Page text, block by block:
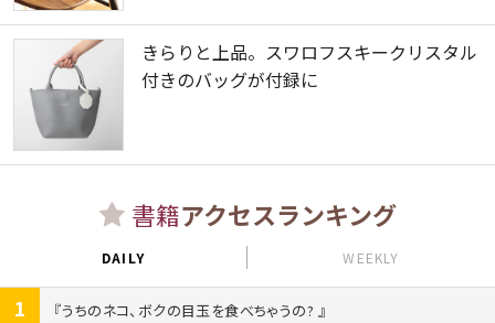
きらりと上品。スワロフスキークリスタル
付きのバッグが付録に
書籍アクセスランキング
DAILY WEEKLY
1
うちのネコ、ボクの目玉を食べちゃうの?